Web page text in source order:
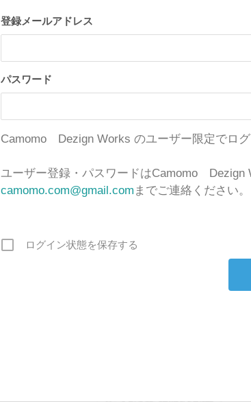
登録メールアドレス
パスワード
Camomo Dezign Works のユーザー限定でログ
ユーザー登録・パスワードはCamomo Dezign
camomo.com@gmail.com までご連絡ください。
ログイン状態を保存する